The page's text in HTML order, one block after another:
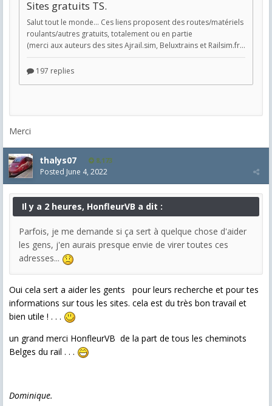
Merci
thalys07 8,173
Posted June 4, 2022
Il y a 2 heures, HonfleurVB a dit :
Parfois, je me demande si ça sert à quelque chose d'aider
les gens, j'en aurais presque envie de virer toutes ces
adresses...
Oui cela sert a aider les gents pour leurs recherche et pour tes
informations sur tous les sites. cela est du très bon travail et
bien utile ! . . .
un grand merci HonfleurVB de la part de tous les cheminots
Belges du rail . . .
Dominique.